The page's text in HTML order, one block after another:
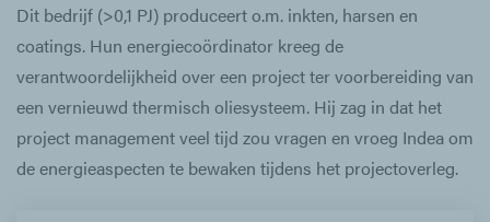
Dit bedrijf (>0,1 PJ) produceert o.m. inkten, harsen en
coatings. Hun energiecoördinator kreeg de
verantwoordelijkheid over een project ter voorbereiding van
een vernieuwd thermisch oliesysteem. Hij zag in dat het
project management veel tijd zou vragen en vroeg Indea om
de energieaspecten te bewaken tijdens het projectoverleg.